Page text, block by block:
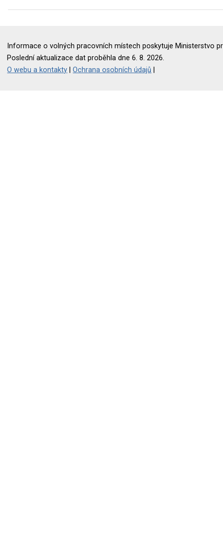
Informace o volných pracovních místech poskytuje Ministerstvo
Poslední aktualizace dat proběhla dne 6. 8. 2026.
O webu a kontakty |Ochrana osobních údajů